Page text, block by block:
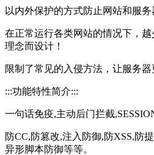
以内外保护的方式防止网站和服务
在正常运行各类网站的情况下，
理念而设计！
限制了常见的入侵方法，让服务器
:::功能特性简介:::
一句话免疫,主动后门拦截
防CC,防篡改,注入防御,防XSS,防
异形脚本防御等等。